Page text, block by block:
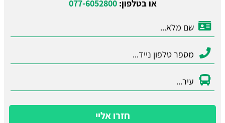
או בטלפון:077-6052800
חזרו אליי